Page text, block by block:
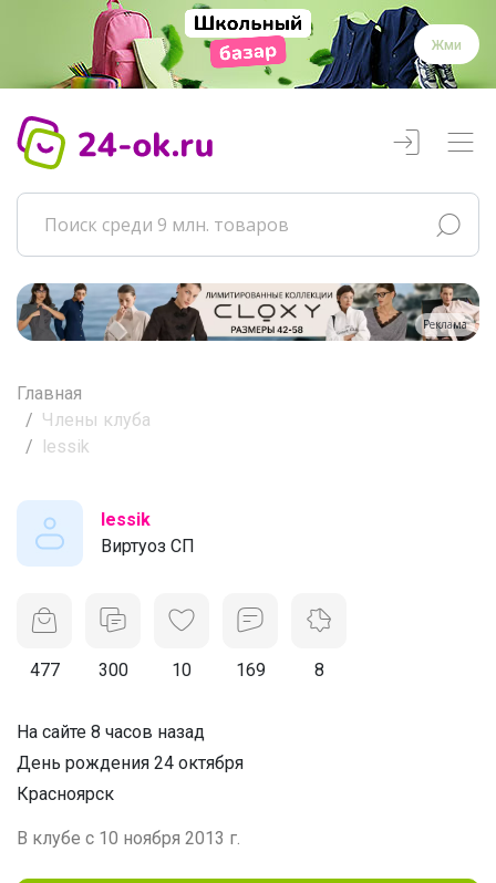
Жми
Реклама
Главная
Члены клуба
lessik
lessik
Виртуоз СП
477 300 10 169 8
На сайте 8 часов назад
День рождения 24 октября
Красноярск
В клубе с 10 ноября 2013 г.